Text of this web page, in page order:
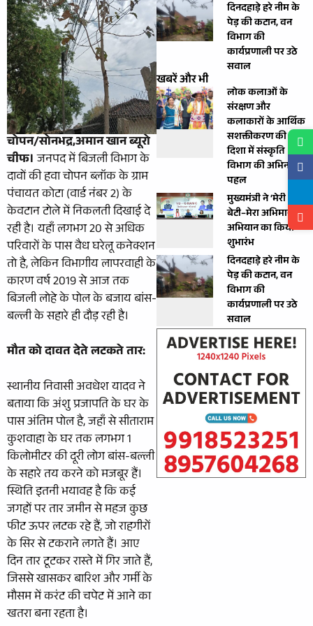
चोपन/सोनभद्र,अमान खान ब्यूरो
चीफ।जनपद में बिजली विभाग के
दावों की हवा चोपन ब्लॉक के ग्राम
पंचायत कोटा (वार्ड नंबर 2) के
केवटान टोले में निकलती दिखाई दे
रही है। यहाँ लगभग 20 से अधिक
परिवारों के पास वैध घरेलू कनेक्शन
तो है, लेकिन विभागीय लापरवाही के
कारण वर्ष 2019 से आज तक
बिजली लोहे के पोल के बजाय बांस-
बल्ली के सहारे ही दौड़ रही है।
मौत को दावत देते लटकते तार:
स्थानीय निवासी अवधेश यादव ने
बताया कि अंशु प्रजापति के घर के
पास अंतिम पोल है, जहाँ से सीताराम
कुशवाहा के घर तक लगभग 1
किलोमीटर की दूरी लोग बांस-बल्ली
के सहारे तय करने को मजबूर हैं।
स्थिति इतनी भयावह है कि कई
जगहों पर तार जमीन से महज कुछ
फीट ऊपर लटक रहे हैं, जो राहगीरों
के सिर से टकराने लगते हैं। आए
दिन तार टूटकर रास्ते में गिर जाते हैं,
जिससे खासकर बारिश और गर्मी के
मौसम में करंट की चपेट में आने का
खतरा बना रहता है।
दिनदहाड़े हरे नीम के
पेड़ की कटान, वन
विभाग की
कार्यप्रणाली पर उठे
सवाल
खबरें और भी
लोक कलाओं के
संरक्षण और
कलाकारों के आर्थिक
सशक्तीकरण की
दिशा में संस्कृति
विभाग की अभिनव
पहल
मुख्यमंत्री ने ‘मेरी
बेटी–मेरा अभिमान’
अभियान का किया
शुभारंभ
दिनदहाड़े हरे नीम के
पेड़ की कटान, वन
विभाग की
कार्यप्रणाली पर उठे
सवाल